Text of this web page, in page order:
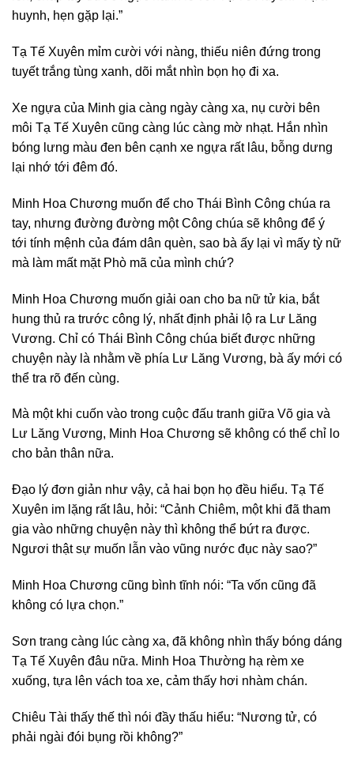
huynh, hẹn gặp lại.”
Tạ Tế Xuyên mỉm cười với nàng, thiếu niên đứng trong
tuyết trắng tùng xanh, dõi mắt nhìn bọn họ đi xa.
Xe ngựa của Minh gia càng ngày càng xa, nụ cười bên
môi Tạ Tế Xuyên cũng càng lúc càng mờ nhạt. Hắn nhìn
bóng lưng màu đen bên cạnh xe ngựa rất lâu, bỗng dưng
lại nhớ tới đêm đó.
Minh Hoa Chương muốn để cho Thái Bình Công chúa ra
tay, nhưng đường đường một Công chúa sẽ không để ý
tới tính mệnh của đám dân quèn, sao bà ấy lại vì mấy tỳ nữ
mà làm mất mặt Phò mã của mình chứ?
Minh Hoa Chương muốn giải oan cho ba nữ tử kia, bắt
hung thủ ra trước công lý, nhất định phải lộ ra Lư Lăng
Vương. Chỉ có Thái Bình Công chúa biết được những
chuyện này là nhằm về phía Lư Lăng Vương, bà ấy mới có
thể tra rõ đến cùng.
Mà một khi cuốn vào trong cuộc đấu tranh giữa Võ gia và
Lư Lăng Vương, Minh Hoa Chương sẽ không có thể chỉ lo
cho bản thân nữa.
Đạo lý đơn giản như vậy, cả hai bọn họ đều hiểu. Tạ Tế
Xuyên im lặng rất lâu, hỏi: “Cảnh Chiêm, một khi đã tham
gia vào những chuyện này thì không thể bứt ra được.
Ngươi thật sự muốn lẫn vào vũng nước đục này sao?”
Minh Hoa Chương cũng bình tĩnh nói: “Ta vốn cũng đã
không có lựa chọn.”
Sơn trang càng lúc càng xa, đã không nhìn thấy bóng dáng
Tạ Tế Xuyên đâu nữa. Minh Hoa Thường hạ rèm xe
xuống, tựa lên vách toa xe, cảm thấy hơi nhàm chán.
Chiêu Tài thấy thế thì nói đầy thấu hiểu: “Nương tử, có
phải ngài đói bụng rồi không?”